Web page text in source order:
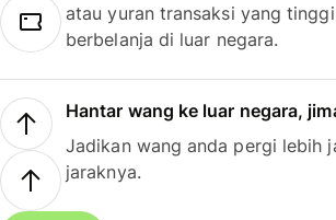
atau yuran transaksi yang
berbelanja di luar negara.
Hantar wang ke luar negara,
Jadikan wang anda pergi lebih
jaraknya.